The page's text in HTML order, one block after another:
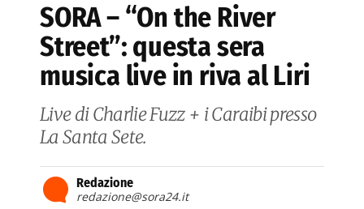
SORA – “On the River
Street”: questa sera
musica live in riva al Liri
Live di Charlie Fuzz + i Caraibi presso
La Santa Sete.
Redazione
redazione@sora24.it